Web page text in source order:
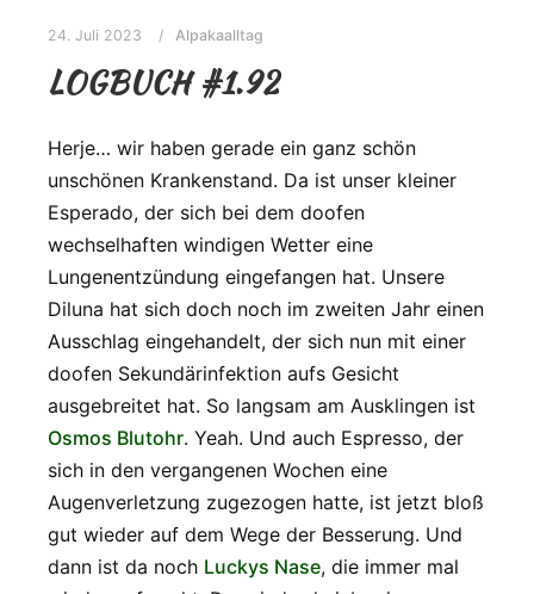
24. Juli 2023 Alpakaalltag
LOGBUCH #1.92
Herje… wir haben gerade ein ganz schön
unschönen Krankenstand. Da ist unser kleiner
Esperado, der sich bei dem doofen
wechselhaften windigen Wetter eine
Lungenentzündung eingefangen hat. Unsere
Diluna hat sich doch noch im zweiten Jahr einen
Ausschlag eingehandelt, der sich nun mit einer
doofen Sekundärinfektion aufs Gesicht
ausgebreitet hat. So langsam am Ausklingen ist
Osmos Blutohr. Yeah. Und auch Espresso, der
sich in den vergangenen Wochen eine
Augenverletzung zugezogen hatte, ist jetzt bloß
gut wieder auf dem Wege der Besserung. Und
dann ist da noch Luckys Nase, die immer mal